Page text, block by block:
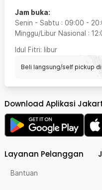
Jam buka:
Senin - Sabtu : 09:00 -
Minggu/Libur Nasional :
Idul Fitri: libur
Beli langsung/self pickup
Download Aplikasi
Layanan Pelanggan
Bantuan